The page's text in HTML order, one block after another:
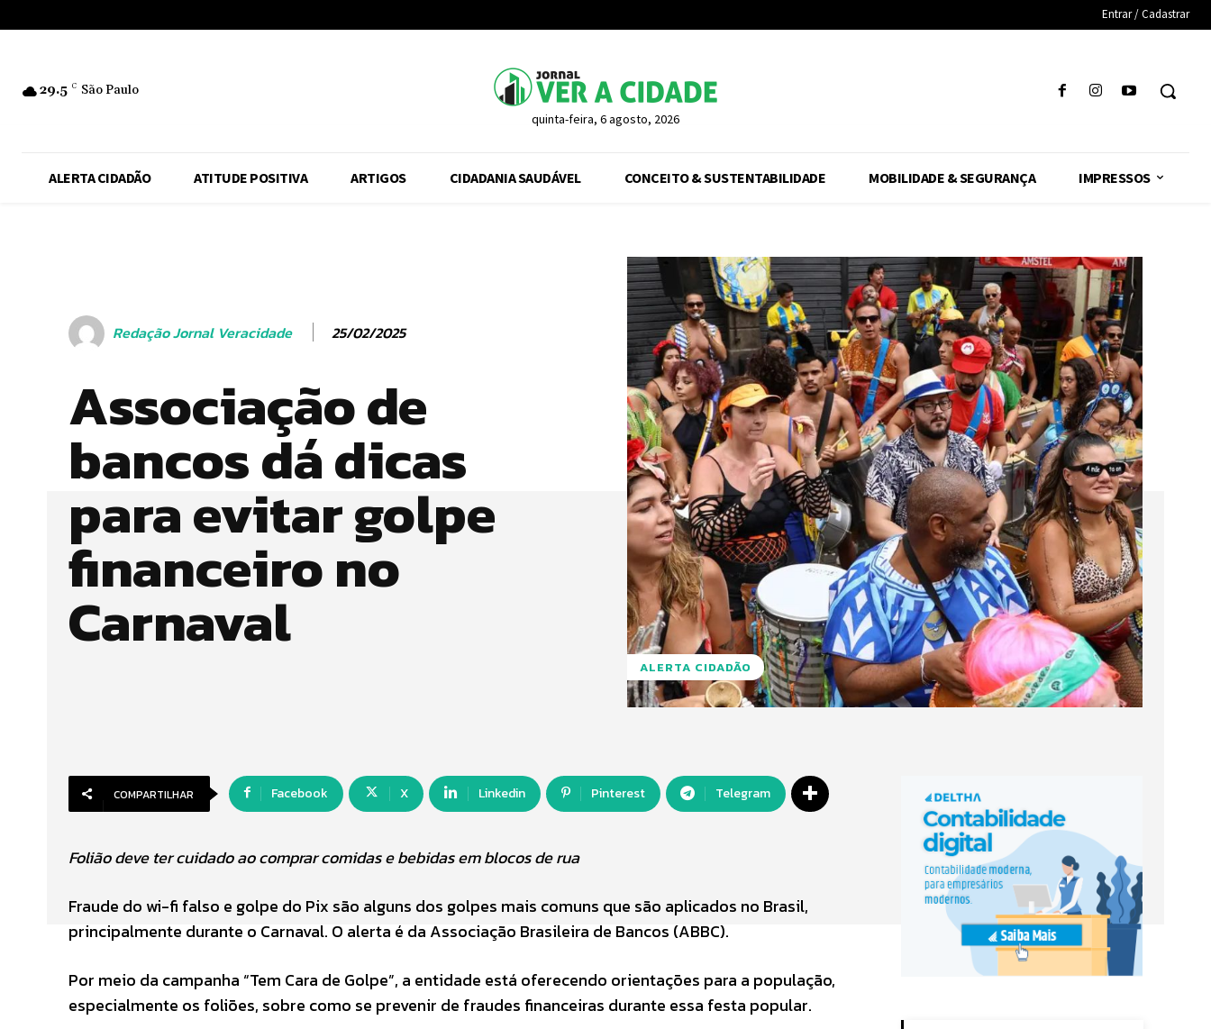
Entrar / Cadastrar
29.5 C São Paulo
quinta-feira, 6 agosto, 2026
ALERTA CIDADÃO ATITUDE POSITIVA ARTIGOS CIDADANIA SAUDÁVEL CONCEITO & SUSTENTABILIDADE MOBILIDADE & SEGURANÇA IMPRESSOS
Redação Jornal Veracidade 25/02/2025
Associação de
bancos dá dicas
para evitar golpe
financeiro no
Carnaval
ALERTA CIDADÃO
COMPARTILHAR Facebook X Linkedin Pinterest Telegram
Folião deve ter cuidado ao comprar comidas e bebidas em blocos de rua
Fraude do wi-fi falso e golpe do Pix são alguns dos golpes mais comuns que são aplicados no Brasil,
principalmente durante o Carnaval. O alerta é da Associação Brasileira de Bancos (ABBC).
Por meio da campanha “Tem Cara de Golpe”, a entidade está oferecendo orientações para a população,
especialmente os foliões, sobre como se prevenir de fraudes financeiras durante essa festa popular.